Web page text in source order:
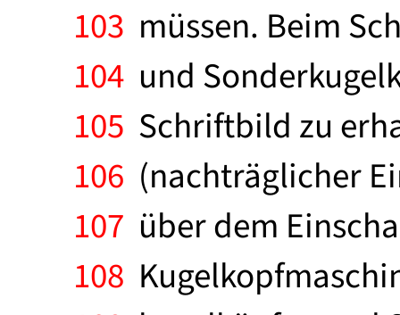
103 müssen. Beim
104 und
105 Schriftbild zu
106 (nachträglicher
107 über dem
108